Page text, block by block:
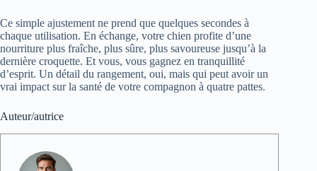
Ce simple ajustement ne prend que quelques secondes à
chaque utilisation. En échange, votre chien profite d’une
nourriture plus fraîche, plus sûre, plus savoureuse jusqu’à la
dernière croquette. Et vous, vous gagnez en tranquillité
d’esprit. Un détail du rangement, oui, mais qui peut avoir un
vrai impact sur la santé de votre compagnon à quatre pattes.
Auteur/autrice